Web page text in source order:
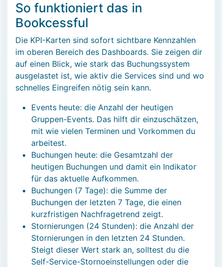
So funktioniert das in
Bookcessful
Die KPI-Karten sind sofort sichtbare Kennzahlen
im oberen Bereich des Dashboards. Sie zeigen dir
auf einen Blick, wie stark das Buchungssystem
ausgelastet ist, wie aktiv die Services sind und wo
schnelles Eingreifen nötig sein kann.
Events heute: die Anzahl der heutigen
Gruppen-Events. Das hilft dir einzuschätzen,
mit wie vielen Terminen und Vorkommen du
arbeitest.
Buchungen heute: die Gesamtzahl der
heutigen Buchungen und damit ein Indikator
für das aktuelle Aufkommen.
Buchungen (7 Tage): die Summe der
Buchungen der letzten 7 Tage, die einen
kurzfristigen Nachfragetrend zeigt.
Stornierungen (24 Stunden): die Anzahl der
Stornierungen in den letzten 24 Stunden.
Steigt dieser Wert stark an, solltest du die
Self-Service-Stornoeinstellungen oder die